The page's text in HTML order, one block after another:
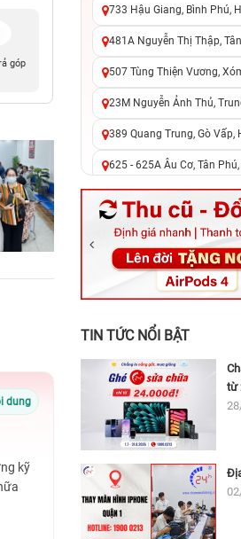
góp
chuyển đổi, 0 gọi người thân
dung
kỹ
733 Hậu Giang, Bình Phú,
481A Nguyễn Thị Thập,
507 Tùng Thiện Vương,
23M Nguyễn Ảnh Thủ,
389 Quang Trung, Gò Vấp,
625 - 625A Âu Cơ, Tân
326 Lê Văn Việt, Tăng
256 Võ Văn Ngân, Thủ
70 Nguyễn An Ninh, Dĩ An,
24h Vũng Tàu: 162A Ba
TIN TỨC NỔI BẬT
từ